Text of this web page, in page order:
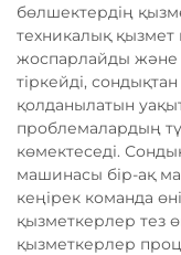
бөлшектердің
техникалық қызмет
жоспарлайды және
тіркейді,
қолданылатын
проблемалардың
көмектеседі.
машинасы бір-ақ
кеңірек команда
қызметкерлер тез
қызметкерлер